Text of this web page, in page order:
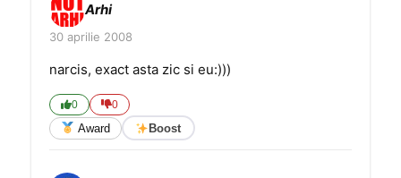
Arhi
30 aprilie 2008
narcis, exact asta zic si eu:)))
0 0
Award Boost